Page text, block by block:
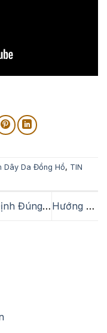
Dây Da Đồng Hồ, TIN
Cartier Santos Guide: Cách Xác Định Đúng Phiên Bản Trước Khi Thay Dây Hướng Dẫn Chọn Dây Da Cho Franck Muller Vanguard V45